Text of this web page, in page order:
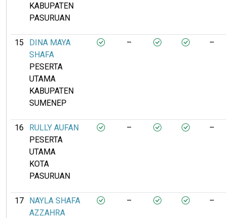
KABUPATEN
PASURUAN
15
DINA MAYA
SHAFA
PESERTA
UTAMA
KABUPATEN
SUMENEP
– –
16
RULLY AUFAN
PESERTA
UTAMA
KOTA
PASURUAN
– –
17
NAYLA SHAFA
AZZAHRA
– –